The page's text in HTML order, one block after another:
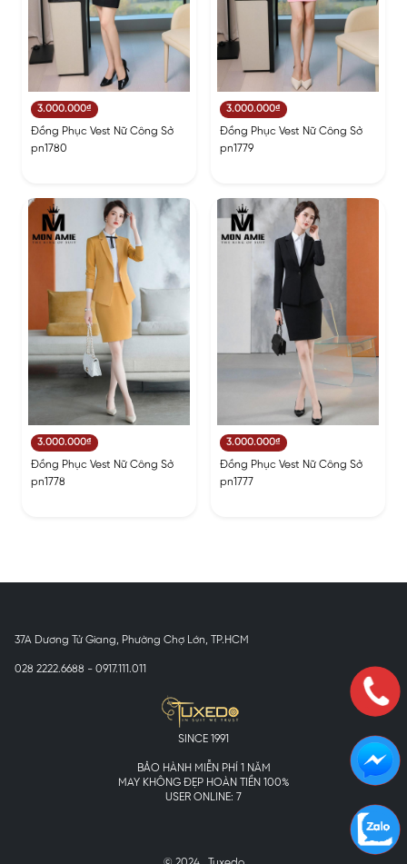
3.000.000₫
Đồng Phục Vest Nữ Công Sở
pn1780
3.000.000₫
Đồng Phục Vest Nữ Công Sở
pn1779
3.000.000₫
Đồng Phục Vest Nữ Công Sở
pn1778
3.000.000₫
Đồng Phục Vest Nữ Công Sở
pn1777
37A Dương Tử Giang, Phường Chợ Lớn, TP.HCM
028 2222.6688 - 0917.111.011
SINCE 1991
BẢO HÀNH MIỄN PHÍ 1 NĂM
MAY KHÔNG ĐẸP HOÀN TIỀN 100%
USER ONLINE: 7